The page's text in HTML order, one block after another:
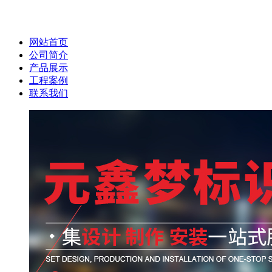
网站首页
公司简介
产品展示
工程案例
联系我们